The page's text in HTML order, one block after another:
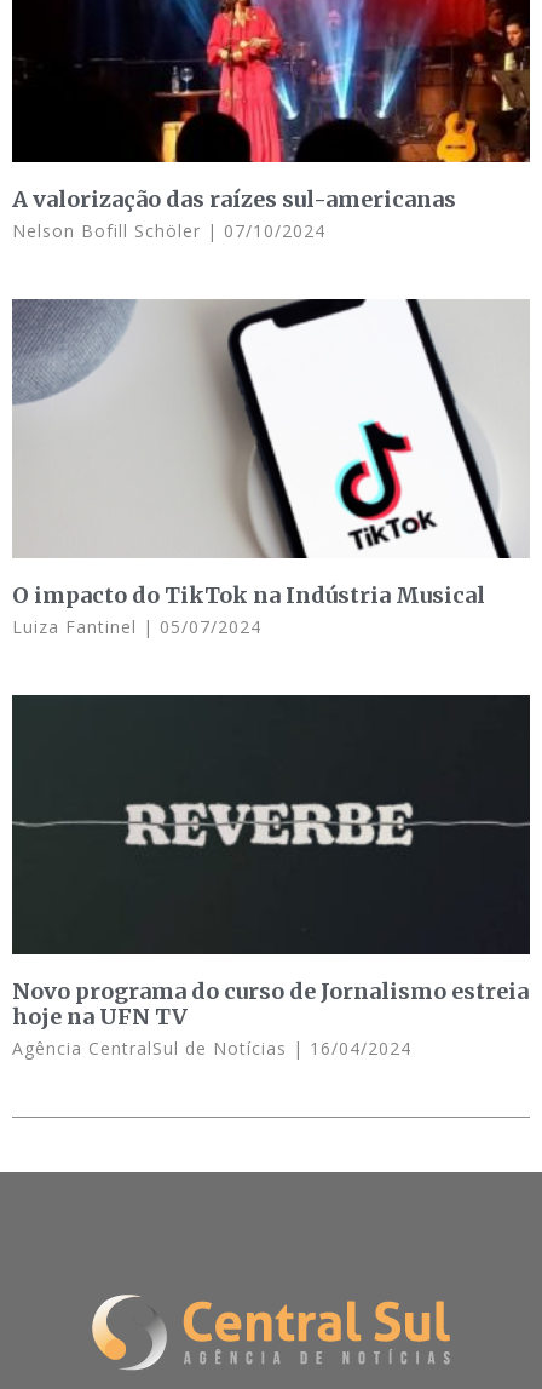
A valorização das raízes sul-americanas
Nelson Bofill Schöler 07/10/2024
O impacto do TikTok na Indústria Musical
Luiza Fantinel 05/07/2024
Novo programa do curso de Jornalismo estreia
hoje na UFN TV
Agência CentralSul de Notícias 16/04/2024